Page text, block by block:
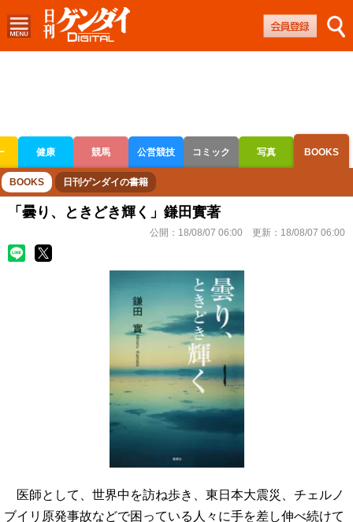
健康 競馬 公営競技 コミック 写真 BOOKS
ボートレース 競輪 オートレース
BOOKS 日刊ゲンダイの書籍
「曇り、ときどき輝く」鎌田實著
公開： 18/08/07 06:00 更新： 18/08/07 06:00
医師として、世界中を訪ね歩き、東日本大震災、チェルノ
ブイリ原発事故などで困っている人々に手を差し伸べ続けて